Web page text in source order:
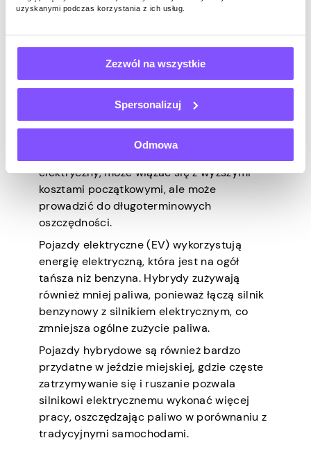
uzyskanymi podczas korzystania z ich usług.
Zezwól na wszystkie
Spersonalizuj
Odmowa
Przełącz się na pojazd
elektryczny lub
hybrydowy
Zakup samochodu, który zużywa mniej
elektryczny, może wiązać się z wyższymi
kosztami początkowymi, ale może
prowadzić do długoterminowych
oszczędności.
Pojazdy elektryczne (EV) wykorzystują
energię elektryczną, która jest na ogół
tańsza niż benzyna. Hybrydy zużywają
również mniej paliwa, ponieważ łączą silnik
benzynowy z silnikiem elektrycznym, co
zmniejsza ogólne zużycie paliwa.
Pojazdy hybrydowe są również bardzo
przydatne w jeździe miejskiej, gdzie częste
zatrzymywanie się i ruszanie pozwala
silnikowi elektrycznemu wykonać więcej
pracy, oszczędzając paliwo w porównaniu z
tradycyjnymi samochodami.